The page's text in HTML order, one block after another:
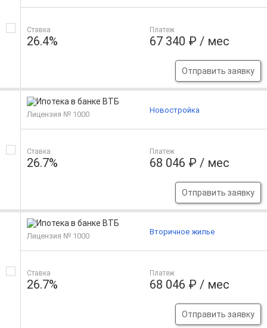
Ставка
26.4%
Платеж
67 340 ₽ / мес
Отправить заявку
Лицензия № 1000
Ставка
26.7%
Платеж
68 046 ₽ / мес
Отправить заявку
Новостройка
Лицензия № 1000
Ставка
26.7%
Платеж
68 046 ₽ / мес
Отправить заявку
Вторичное жилье